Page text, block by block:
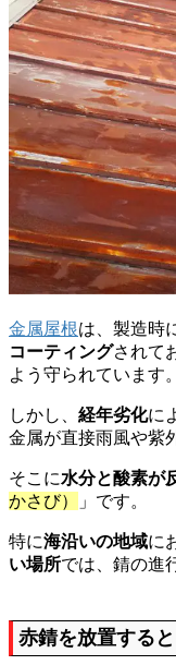
金属屋根は、製造時
コーティングされて
よう守られています。
しかし、 経年劣化に
金属が直接雨風や紫
そこに水分と酸素が
かさび）
」です。
特に海沿いの地域に
い場所では、錆の進
赤錆を放置する